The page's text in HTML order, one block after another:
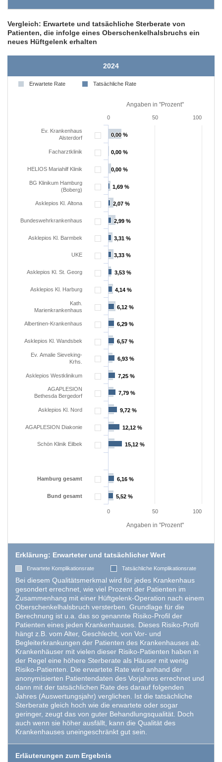
Vergleich: Erwartete und tatsächliche Sterberate von
Patienten, die infolge eines Oberschenkelhalsbruchs ein
neues Hüftgelenk erhalten
2024
Erwartete Rate Tatsächliche Rate
Angaben in "Prozent"
Angaben in "Prozent"
0,00 %
0,00 %
0,00 %
0,00 %
0,00 %
0,00 %
1,69 %
1,69 %
2,07 %
2,07 %
2,99 %
2,99 %
3,31 %
3,31 %
3,33 %
3,33 %
3,53 %
3,53 %
4,14 %
4,14 %
6,12 %
6,12 %
6,29 %
6,29 %
6,57 %
6,57 %
6,93 %
6,93 %
7,25 %
7,25 %
7,79 %
7,79 %
9,72 %
9,72 %
12,12 %
12,12 %
15,12 %
15,12 %
6,16 %
6,16 %
5,52 %
5,52 %
Ev. Krankenhaus
Alsterdorf
Facharztklinik
HELIOS Mariahilf Klinik
BG Klinikum Hamburg
(Boberg)
Asklepios Kl. Altona
Bundeswehrkrankenhaus
Asklepios Kl. Barmbek
UKE
Asklepios Kl. St. Georg
Asklepios Kl. Harburg
Kath.
Marienkrankenhaus
Albertinen-Krankenhaus
Asklepios Kl. Wandsbek
Ev. Amalie Sieveking-
Krhs.
Asklepios Westklinikum
AGAPLESION
Bethesda Bergedorf
Asklepios Kl. Nord
AGAPLESION Diakonie
Schön Klinik Eilbek
Hamburg gesamt
Bund gesamt
0 100
50
0 100
50
Erklärung: Erwarteter und tatsächlicher Wert
Erwartete Komplikationsrate Tatsächliche Komplikationsrate
Bei diesem Qualitätsmerkmal wird für jedes Krankenhaus
gesondert errechnet, wie viel Prozent der Patienten im
Zusammenhang mit einer Hüftgelenk-Operation nach einem
Oberschenkelhalsbruch versterben. Grundlage für die
Berechnung ist u.a. das so genannte Risiko-Profil der
Patienten eines jeden Krankenhauses. Dieses Risiko-Profil
hängt z.B. vom Alter, Geschlecht, von Vor- und
Begleiterkrankungen der Patienten des Krankenhauses ab.
Krankenhäuser mit vielen dieser Risiko-Patienten haben in
der Regel eine höhere Sterberate als Häuser mit wenig
Risiko-Patienten. Die erwartete Rate wird anhand der
anonymisierten Patientendaten des Vorjahres errechnet und
dann mit der tatsächlichen Rate des darauf folgenden
Jahres (Auswertungsjahr) verglichen. Ist die tatsächliche
Sterberate gleich hoch wie die erwartete oder sogar
geringer, zeugt das von guter Behandlungsqualität. Doch
auch wenn sie höher ausfällt, kann die Qualität des
Krankenhauses uneingeschränkt gut sein.
Erläuterungen zum Ergebnis